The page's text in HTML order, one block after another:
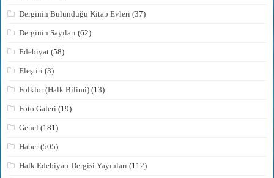
Derginin Bulunduğu Kitap Evleri (37)
Derginin Sayıları (62)
Edebiyat (58)
Eleştiri (3)
Folklor (Halk Bilimi) (13)
Foto Galeri (19)
Genel (181)
Haber(505)
Halk Edebiyatı Dergisi Yayınları (112)